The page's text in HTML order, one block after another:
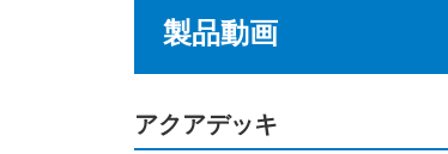
製品動画
アクアデッキ